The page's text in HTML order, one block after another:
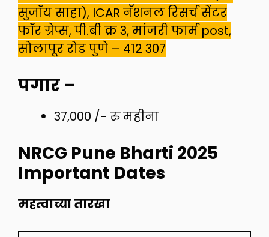
सुजॉय साहा), ICAR नॅशनल रिसर्च सेंटर
फॉर ग्रेप्स, पी.बी क्र 3, मांजरी फार्म post,
सोलापूर रोड पुणे – 412 307
पगार –
37,000 /- रु महीना
NRCG Pune Bharti 2025
Important Dates
महत्वाच्या तारखा